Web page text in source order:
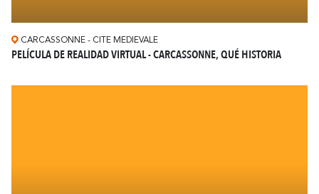
CARCASSONNE - CITE MEDIEVALE
PELÍCULA DE REALIDAD VIRTUAL - CARCASSONNE, QUÉ HISTORIA